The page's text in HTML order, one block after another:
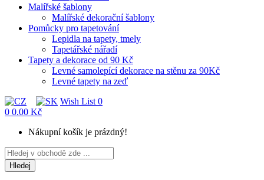
Malířské šablony
Malířské dekorační šablony
Pomůcky pro tapetování
Lepidla na tapety, tmely
Tapetářské nářadí
Tapety a dekorace od 90 Kč
Levné samolepící dekorace na stěnu za 90Kč
Levné tapety na zeď
Wish List 0
0 0.00 Kč
Nákupní košík je prázdný!
Hledej